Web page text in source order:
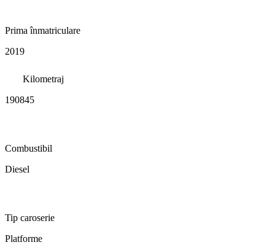
Prima înmatriculare
2019
Kilometraj
190845
Combustibil
Diesel
Tip caroserie
Platforme